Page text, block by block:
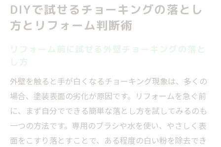
DIYで試せるチョーキングの落とし
方とリフォーム判断術
リフォーム前に試せる外壁チョーキングの落と
し方
外壁を触ると手が白くなるチョーキング現象は、多くの
場合、塗装表面の劣化が原因です。リフォームを急ぐ前
に、まず自分でできる簡単な落とし方を試してみるのも
一つの方法です。専用のブラシや水を使い、やさしく表
面をこすり落とすことで、ある程度の白い粉を除去でき